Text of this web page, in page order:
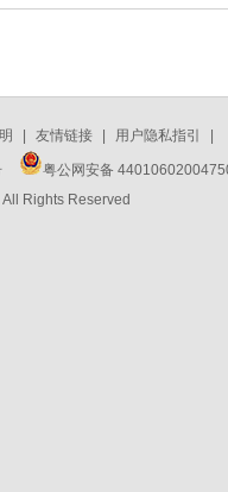
友情链接 用户隐私指引
粤公网安备
Rights Reserved